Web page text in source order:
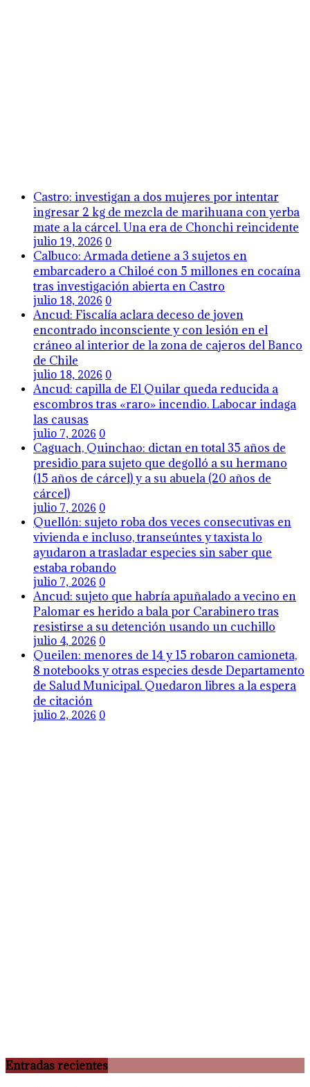
Castro: investigan a dos mujeres por intentar
ingresar 2 kg de mezcla de marihuana con yerba
mate a la cárcel. Una era de Chonchi reincidente
julio 19, 2026 0
Calbuco: Armada detiene a 3 sujetos en
embarcadero a Chiloé con 5 millones en cocaína
tras investigación abierta en Castro
julio 18, 2026 0
Ancud: Fiscalía aclara deceso de joven
encontrado inconsciente y con lesión en el
cráneo al interior de la zona de cajeros del Banco
de Chile
julio 18, 2026 0
Ancud: capilla de El Quilar queda reducida a
escombros tras «raro» incendio. Labocar indaga
las causas
julio 7, 2026 0
Caguach, Quinchao: dictan en total 35 años de
presidio para sujeto que degolló a su hermano
(15 años de cárcel) y a su abuela (20 años de
cárcel)
julio 7, 2026 0
Quellón: sujeto roba dos veces consecutivas en
vivienda e incluso, transeúntes y taxista lo
ayudaron a trasladar especies sin saber que
estaba robando
julio 7, 2026 0
Ancud: sujeto que habría apuñalado a vecino en
Palomar es herido a bala por Carabinero tras
resistirse a su detención usando un cuchillo
julio 4, 2026 0
Queilen: menores de 14 y 15 robaron camioneta,
8 notebooks y otras especies desde Departamento
de Salud Municipal. Quedaron libres a la espera
de citación
julio 2, 2026 0
Entradas recientes